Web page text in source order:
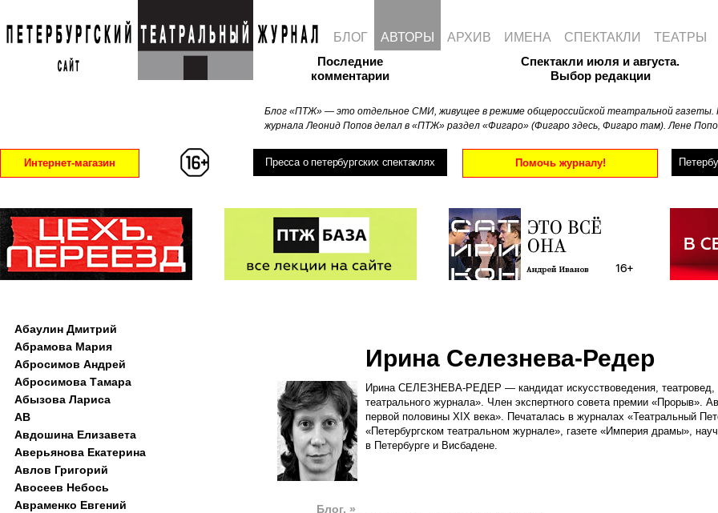
Последние
комментарии
Блог «ПТЖ» — это отдельное СМИ, живущее в режиме общероссийской театральной газеты.
журнала Леонид Попов делал в «ПТЖ» раздел «Фигаро» (Фигаро здесь, Фигаро там). Лене
Спектакли июля и августа.
Выбор редакции
Интернет-магазин Пресса о петербургских спектаклях Помочь журналу!
БЛОГ АВТОРЫ АРХИВ ИМЕНА СПЕКТАКЛИ ТЕАТРЫ
Ирина Селезнева-Редер
Ирина СЕЛЕЗНЕВА-РЕДЕР — кандидат искусствоведения, театровед,
театрального журнала». Член экспертного совета премии «Прорыв».
первой половины XIX века». Печаталась в журналах «Театральный
«Петербургском театральном журнале», газете «Империя драмы»,
в Петербурге и Висбадене.
Блог. »
Абаулин Дмитрий
Абрамова Мария
Абросимов Андрей
Абросимова Тамара
Абызова Лариса
АВ
Авдошина Елизавета
Аверьянова Екатерина
Авлов Григорий
Авосеев Небось
Авраменко Евгений